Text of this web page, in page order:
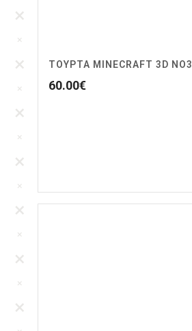
ΤΟΥΡΤΑ MINECRAFT 3D NO3
60.00€